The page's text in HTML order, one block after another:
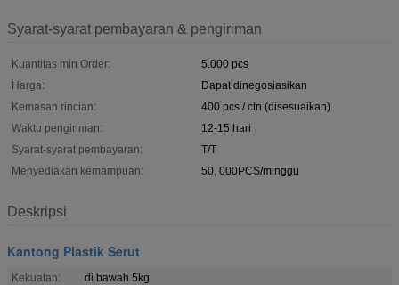
Syarat-syarat pembayaran & pengiriman
Kuantitas min Order:
5.000 pcs
Harga:
Dapat dinegosiasikan
Kemasan rincian:
400 pcs / ctn (disesuaikan)
Waktu pengiriman:
12-15 hari
Syarat-syarat pembayaran:
T/T
Menyediakan kemampuan:
50, 000PCS/minggu
Deskripsi
Kantong Plastik Serut
Kekuatan:
di bawah 5kg